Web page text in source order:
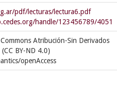
pdf/lecturas/lectura6.pdf
handle/123456789/4051
Atribución-Sin Derivados
BY-ND 4.0)
openAccess